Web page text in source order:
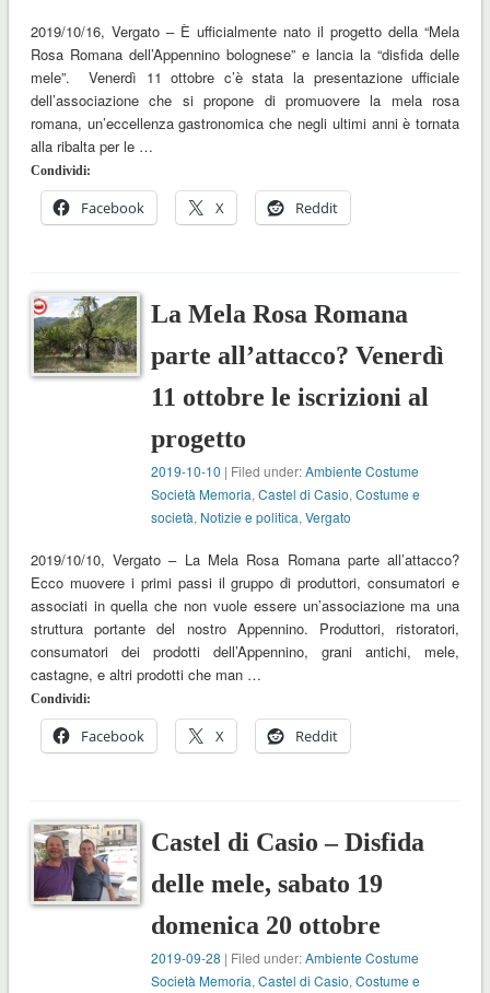
2019/10/16, Vergato – È ufficialmente nato il progetto della “Mela
Rosa Romana dell’Appennino bolognese” e lancia la “disfida delle
mele”. Venerdì 11 ottobre c’è stata la presentazione ufficiale
dell’associazione che si propone di promuovere la mela rosa
romana, un’eccellenza gastronomica che negli ultimi anni è tornata
alla ribalta per le …
Condividi:
Facebook X Reddit
La Mela Rosa Romana
parte all’attacco? Venerdì
11 ottobre le iscrizioni al
progetto
2019-10-10 | Filed under:Ambiente Costume
Società Memoria,Castel di Casio,Costume e
società, Notizie e politica,Vergato
2019/10/10, Vergato – La Mela Rosa Romana parte all’attacco?
Ecco muovere i primi passi il gruppo di produttori, consumatori e
associati in quella che non vuole essere un’associazione ma una
struttura portante del nostro Appennino. Produttori, ristoratori,
consumatori dei prodotti dell’Appennino, grani antichi, mele,
castagne, e altri prodotti che man …
Condividi:
Facebook X Reddit
Castel di Casio – Disfida
delle mele, sabato 19
domenica 20 ottobre
2019-09-28 | Filed under:Ambiente Costume
Società Memoria,Castel di Casio,Costume e